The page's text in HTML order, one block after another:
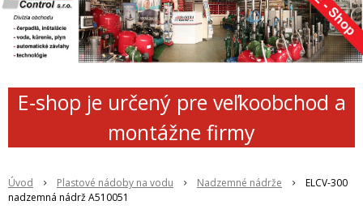
E-shop je určený pre veľkoobchod a
montážne firmy
Úvod Plastové nádoby na vodu Nadzemné nádrže
ELCV-300
nadzemná nádrž A510051